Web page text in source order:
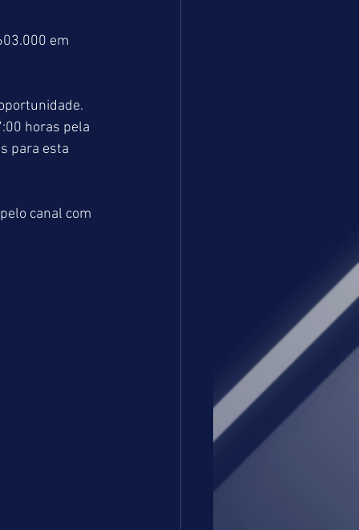
em
horas pela
para esta
canal com